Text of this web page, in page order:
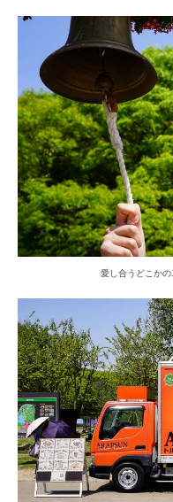
愛し合うどこか